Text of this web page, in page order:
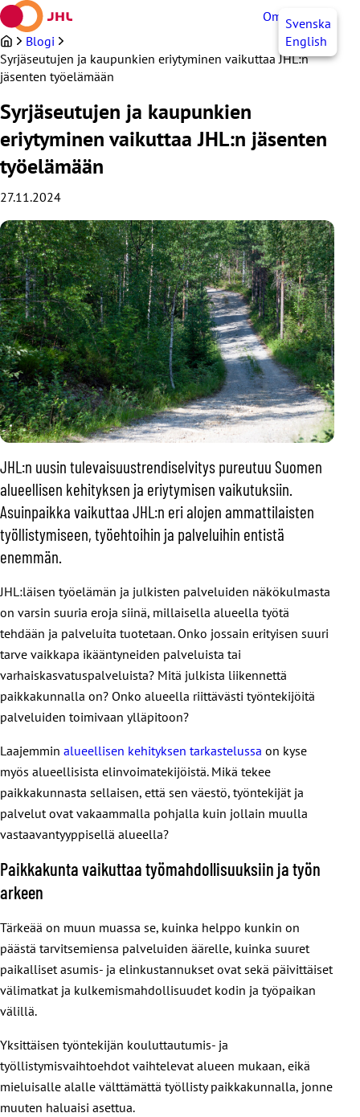
Siirry
sisältöön
OmaJHLSvenska
English
Blogi
Syrjäseutujen ja kaupunkien eriytyminen vaikuttaa JHL:n
jäsenten työelämään
Syrjäseutujen ja kaupunkien
eriytyminen vaikuttaa JHL:n jäsenten
työelämään
27.11.2024
JHL:n uusin tulevaisuustrendiselvitys pureutuu Suomen
alueellisen kehityksen ja eriytymisen vaikutuksiin.
Asuinpaikka vaikuttaa JHL:n eri alojen ammattilaisten
työllistymiseen, työehtoihin ja palveluihin entistä
enemmän.
JHL:läisen työelämän ja julkisten palveluiden näkökulmasta
on varsin suuria eroja siinä, millaisella alueella työtä
tehdään ja palveluita tuotetaan. Onko jossain erityisen suuri
tarve vaikkapa ikääntyneiden palveluista tai
varhaiskasvatuspalveluista? Mitä julkista liikennettä
paikkakunnalla on? Onko alueella riittävästi työntekijöitä
palveluiden toimivaan ylläpitoon?
Laajemmin alueellisen kehityksen tarkastelussa on kyse
myös alueellisista elinvoimatekijöistä. Mikä tekee
paikkakunnasta sellaisen, että sen väestö, työntekijät ja
palvelut ovat vakaammalla pohjalla kuin jollain muulla
vastaavantyyppisellä alueella?
Paikkakunta vaikuttaa työmahdollisuuksiin ja työn
arkeen
Tärkeää on muun muassa se, kuinka helppo kunkin on
päästä tarvitsemiensa palveluiden äärelle, kuinka suuret
paikalliset asumis- ja elinkustannukset ovat sekä päivittäiset
välimatkat ja kulkemismahdollisuudet kodin ja työpaikan
välillä.
Yksittäisen työntekijän kouluttautumis- ja
työllistymisvaihtoehdot vaihtelevat alueen mukaan, eikä
mieluisalle alalle välttämättä työllisty paikkakunnalla, jonne
muuten haluaisi asettua.